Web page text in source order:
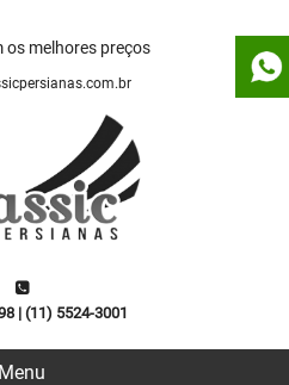
os melhores preços
| (11) 5524-3001
Menu